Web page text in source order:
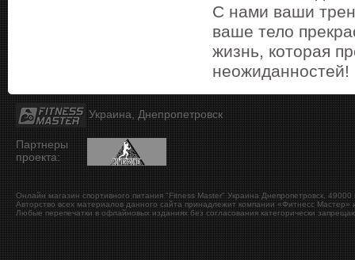
С нами ваши
ваше тело
жизнь, которая
неожиданностей!
Украина, Днепропетровск
Партнеры
проекта:
Онлайн магазин спортивного питания "Fitness Master" Украина Днепропетровск 49000
Авторство всех материалов данного сайта принадлежит компании «Фитнесс Мастер»
Любые перепечатки в офлайновых изданиях без согласования категорически